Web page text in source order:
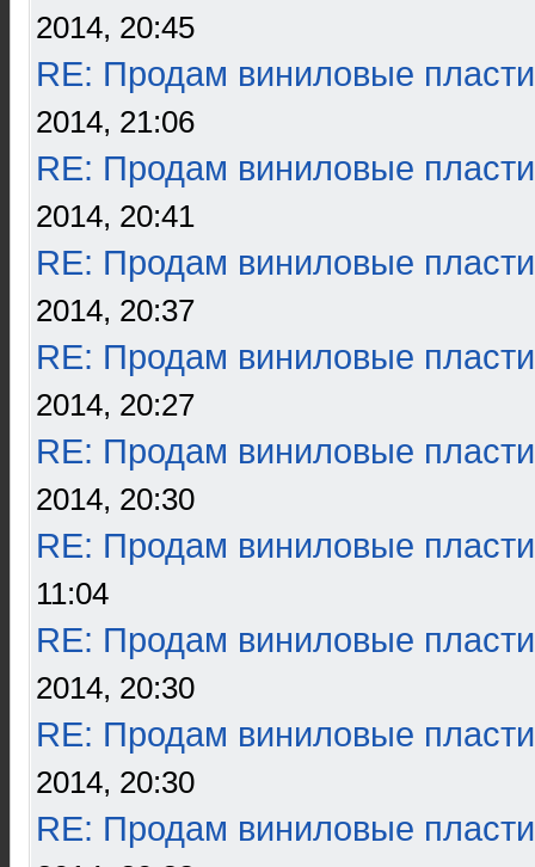
2014, 20:45
RE: Продам виниловые
2014, 21:06
RE: Продам виниловые
2014, 20:41
RE: Продам виниловые
2014, 20:37
RE: Продам виниловые
2014, 20:27
RE: Продам виниловые
2014, 20:30
RE: Продам виниловые
11:04
RE: Продам виниловые
2014, 20:30
RE: Продам виниловые
2014, 20:30
RE: Продам виниловые